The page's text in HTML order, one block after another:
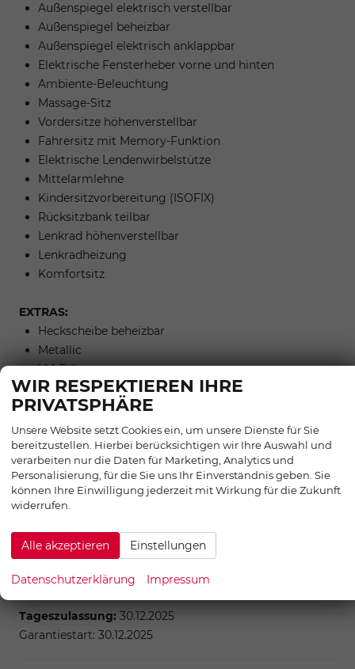
Außenspiegel elektrisch verstellbar
Außenspiegel beheizbar
Außenspiegel elektrisch anklappbar
Elektrische Fensterheber vorne und hinten
Ambiente-Beleuchtung
Massage-Sitz
Vordersitze höhenverstellbar
Fahrersitz mit Memory-Funktion
Elektrische Lendenwirbelstütze
Mittelarmlehne
Kindersitzvorbereitung (ISOFIX)
Rücksitzbank teilbar
Lenkrad höhenverstellbar
Lenkradheizung
Komfortsitz
EXTRAS:
Heckscheibe beheizbar
Metallic
LM-Felgen
Sommerreifen
Tire-Mobility Set
Reifendruckkontrolle
LED-Tagfahrlicht
Garantie
Scheckheftgepflegt
Nichtraucherfahrzeug
AUßEN:
18 Zoll Räder
Tageszulassung: 30.12.2025
Garantiestart: 30.12.2025
WIR RESPEKTIEREN IHRE
PRIVATSPHÄRE
Unsere Website setzt Cookies ein, um unsere Dienste für Sie
bereitzustellen. Hierbei berücksichtigen wir Ihre Auswahl und
verarbeiten nur die Daten für Marketing, Analytics und
Personalisierung, für die Sie uns Ihr Einverständnis geben. Sie
können Ihre Einwilligung jederzeit mit Wirkung für die Zukunft
widerrufen.
Alle akzeptieren Einstellungen
Datenschutzerklärung Impressum